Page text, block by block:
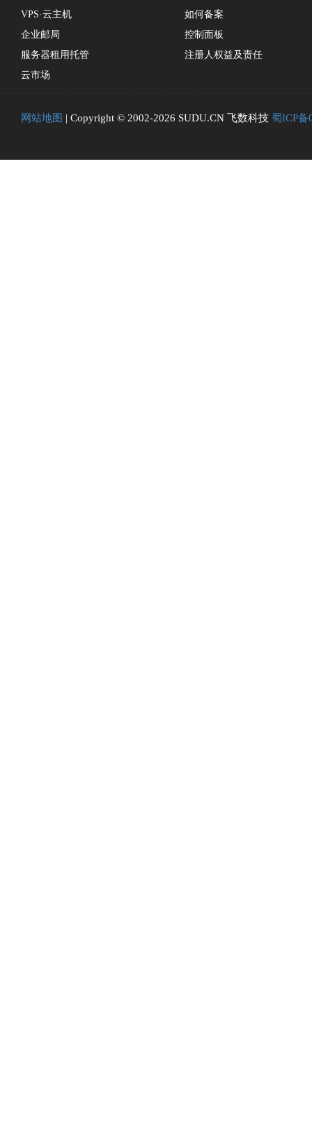
VPS·云主机
企业邮局
服务器租用托管
云市场
如何备案
控制面板
注册人权益及责任
网站地图 | Copyright © 2002-2026 SUDU.CN 飞数科技 蜀ICP备